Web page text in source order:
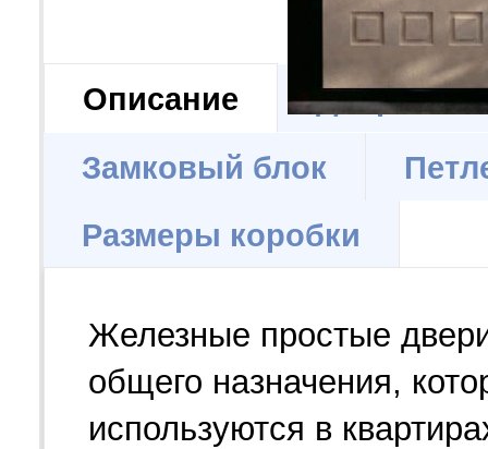
Описание
Дверной
Замковый блок
Размеры коробки
Железные простые
общего назначения,
используются в